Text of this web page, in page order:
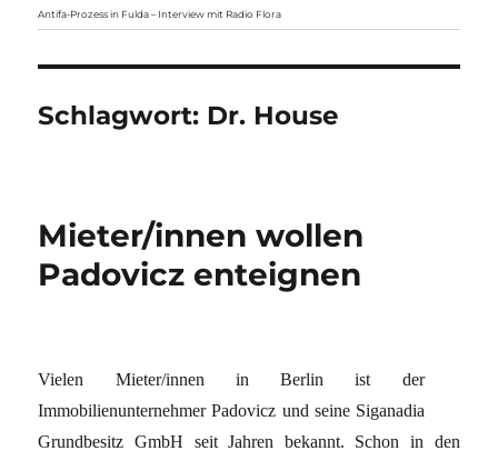
Antifa-Prozess in Fulda – Interview mit Radio Flora
Schlagwort: Dr. House
Mieter/innen wollen
Padovicz enteignen
Vielen Mieter/innen in Berlin ist der
Immobilienunternehmer Padovicz und seine Siganadia
Grundbesitz GmbH seit Jahren bekannt. Schon in den